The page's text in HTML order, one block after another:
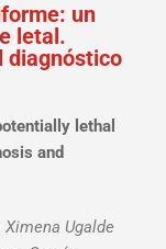
un
letal.
diagnóstico
lethal
and
Ugalde